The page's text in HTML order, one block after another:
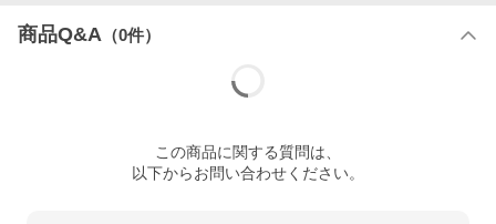
商品Q&A （0件）
この商品に関する質問は、
以下からお問い合わせください。